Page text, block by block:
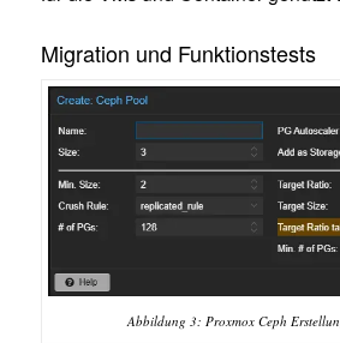
Migration und Funktionstests
Abbildung 3: Proxmox Ceph